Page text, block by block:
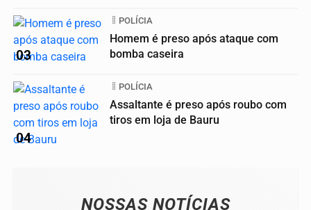
03
POLÍCIA
Homem é preso após ataque com
bomba caseira
04
POLÍCIA
Assaltante é preso após roubo com
tiros em loja de Bauru
NOSSAS NOTÍCIAS